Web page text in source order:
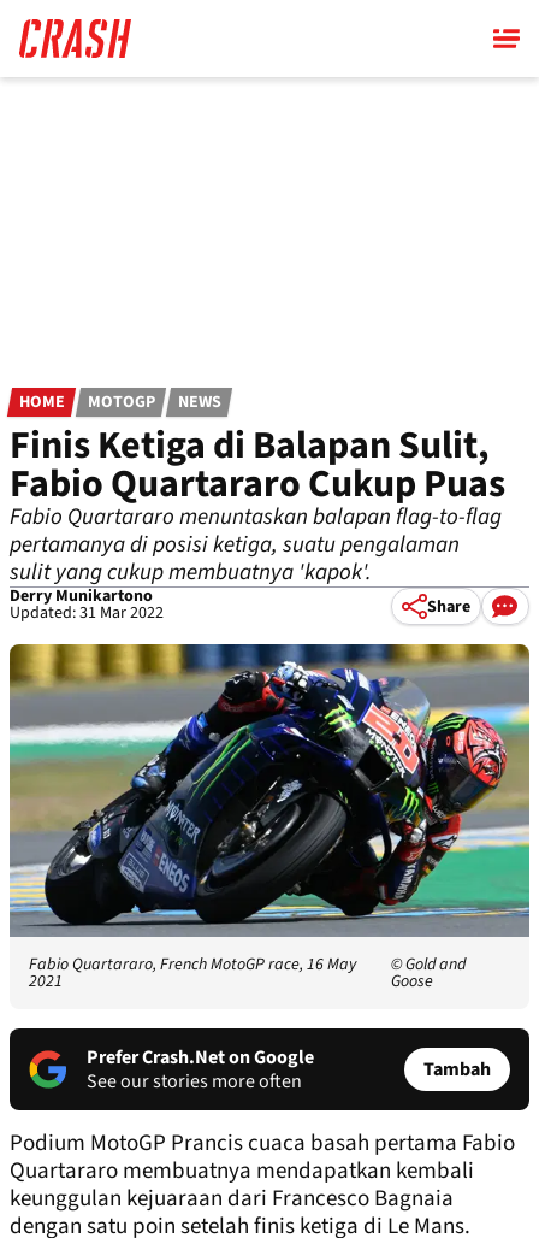
main
content
HOME MOTOGP NEWS
Finis Ketiga di Balapan Sulit,
Fabio Quartararo Cukup Puas
Fabio Quartararo menuntaskan balapan flag-to-flag
pertamanya di posisi ketiga, suatu pengalaman
sulit yang cukup membuatnya 'kapok'.
Derry Munikartono
Updated: 31 Mar 2022 Share
Fabio Quartararo, French MotoGP race, 16 May
2021
© Gold and
Goose
Prefer Crash.Net on Google
See our stories more often
Tambah
Podium MotoGP Prancis cuaca basah pertama Fabio
Quartararo membuatnya mendapatkan kembali
keunggulan kejuaraan dari Francesco Bagnaia
dengan satu poin setelah finis ketiga di Le Mans.